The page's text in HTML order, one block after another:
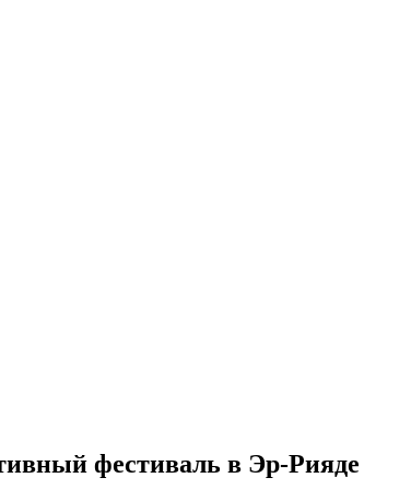
фестиваль в Эр-Рияде